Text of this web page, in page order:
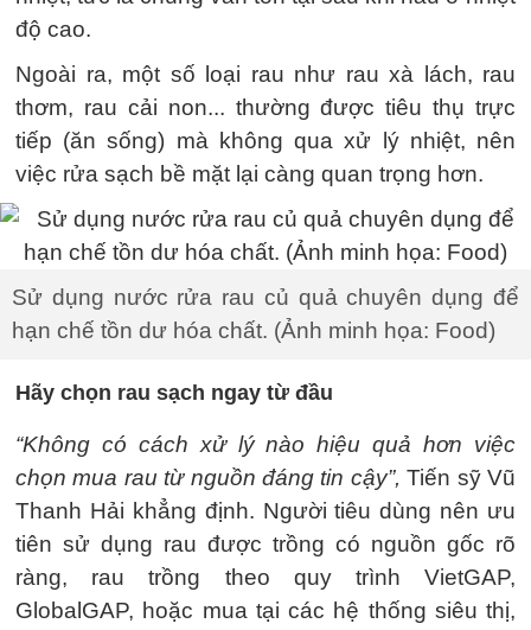
độ cao.
Ngoài ra, một số loại rau như rau xà lách, rau
thơm, rau cải non... thường được tiêu thụ trực
tiếp (ăn sống) mà không qua xử lý nhiệt, nên
việc rửa sạch bề mặt lại càng quan trọng hơn.
Sử dụng nước rửa rau củ quả chuyên dụng để
hạn chế tồn dư hóa chất. (Ảnh minh họa: Food)
Hãy chọn rau sạch ngay từ đầu
“Không có cách xử lý nào hiệu quả hơn việc
chọn mua rau từ nguồn đáng tin cậy”, Tiến sỹ Vũ
Thanh Hải khẳng định. Người tiêu dùng nên ưu
tiên sử dụng rau được trồng có nguồn gốc rõ
ràng, rau trồng theo quy trình VietGAP,
GlobalGAP, hoặc mua tại các hệ thống siêu thị,